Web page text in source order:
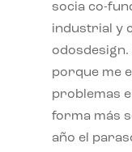
socia co-
industrial y
odosdesign.
porque me
problemas
forma más
año el